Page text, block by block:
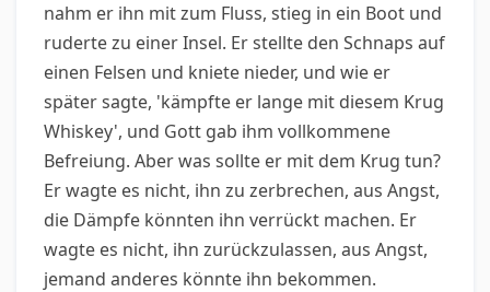
nahm er ihn mit zum Fluss, stieg in ein Boot und
ruderte zu einer Insel. Er stellte den Schnaps auf
einen Felsen und kniete nieder, und wie er
später sagte, 'kämpfte er lange mit diesem Krug
Whiskey', und Gott gab ihm vollkommene
Befreiung. Aber was sollte er mit dem Krug tun?
Er wagte es nicht, ihn zu zerbrechen, aus Angst,
die Dämpfe könnten ihn verrückt machen. Er
wagte es nicht, ihn zurückzulassen, aus Angst,
jemand anderes könnte ihn bekommen.